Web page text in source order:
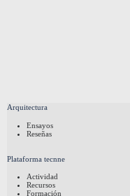
Arquitectura
Ensayos
Reseñas
Plataforma tecnne
Actividad
Recursos
Formación